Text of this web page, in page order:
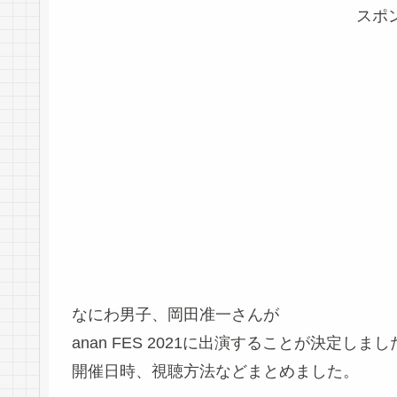
スポ
なにわ男子、岡田准一さんが
anan FES 2021に出演することが決定しまし
開催日時、視聴方法などまとめました。